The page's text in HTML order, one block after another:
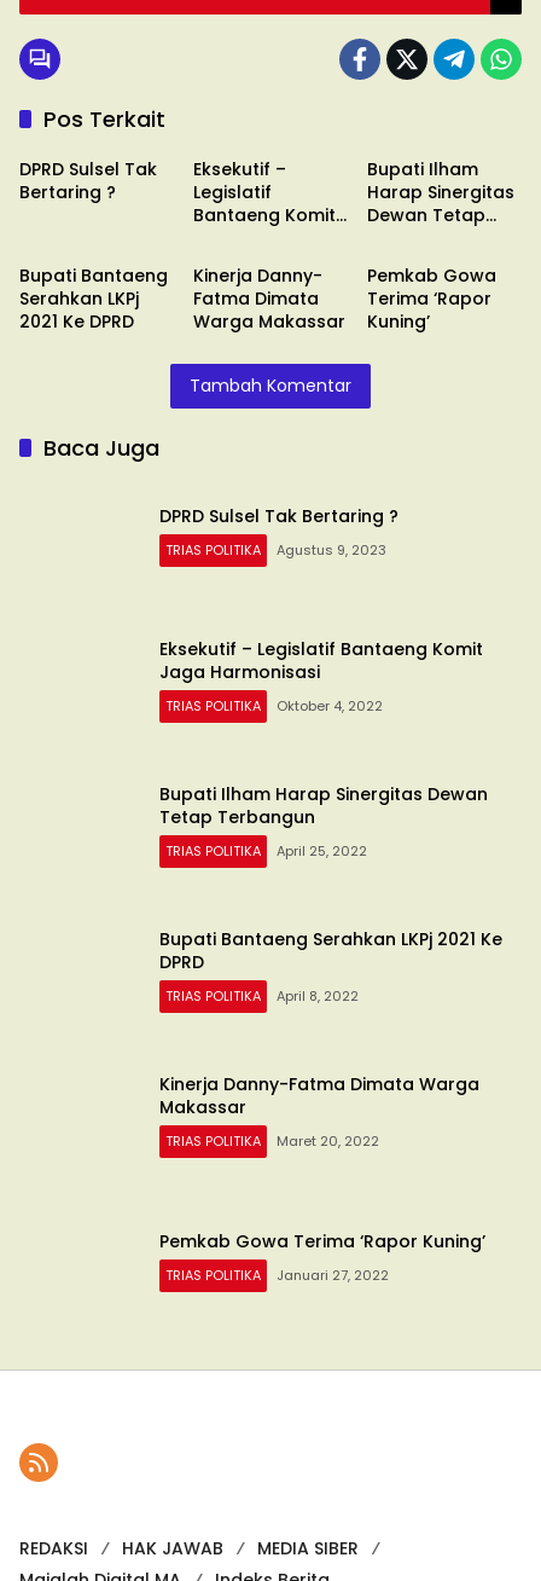
Pos Terkait
TRIAS POLITIKA
DPRD Sulsel Tak
Bertaring ?
Eksekutif –
Legislatif
Bantaeng Komit
Bupati Ilham
Harap Sinergitas
Dewan Tetap
Bupati Bantaeng
Serahkan LKPj
2021 Ke DPRD
TRIAS POLITIKA
Kinerja Danny-
Fatma Dimata
Warga Makassar
TRIAS POLITIKA
Pemkab Gowa
Terima ‘Rapor
Kuning’
Tambah Komentar
Baca Juga
DPRD Sulsel Tak Bertaring ?
TRIAS POLITIKA Agustus 9, 2023
Eksekutif – Legislatif Bantaeng Komit
Jaga Harmonisasi
TRIAS POLITIKA Oktober 4, 2022
Bupati Ilham Harap Sinergitas Dewan
Tetap Terbangun
TRIAS POLITIKA April 25, 2022
Bupati Bantaeng Serahkan LKPj 2021 Ke
DPRD
TRIAS POLITIKA April 8, 2022
Kinerja Danny-Fatma Dimata Warga
Makassar
TRIAS POLITIKA Maret 20, 2022
Pemkab Gowa Terima ‘Rapor Kuning’
TRIAS POLITIKA Januari 27, 2022
REDAKSI HAK JAWAB
MEDIA SIBER